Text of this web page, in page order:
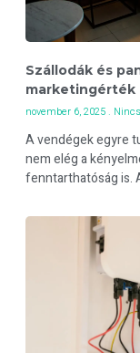
Szállodák és
marketingérték
november 6, 2025
A vendégek egyre
nem elég a
fenntarthatóság is.